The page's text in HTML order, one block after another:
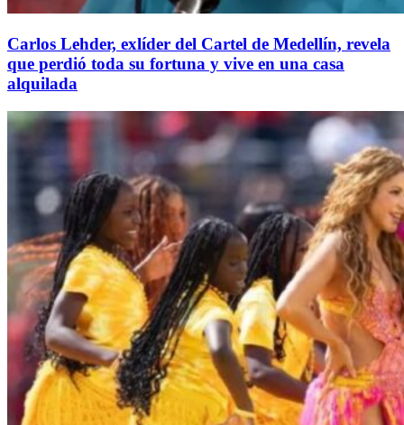
Carlos Lehder, exlíder del Cartel de Medellín, revela
que perdió toda su fortuna y vive en una casa
alquilada